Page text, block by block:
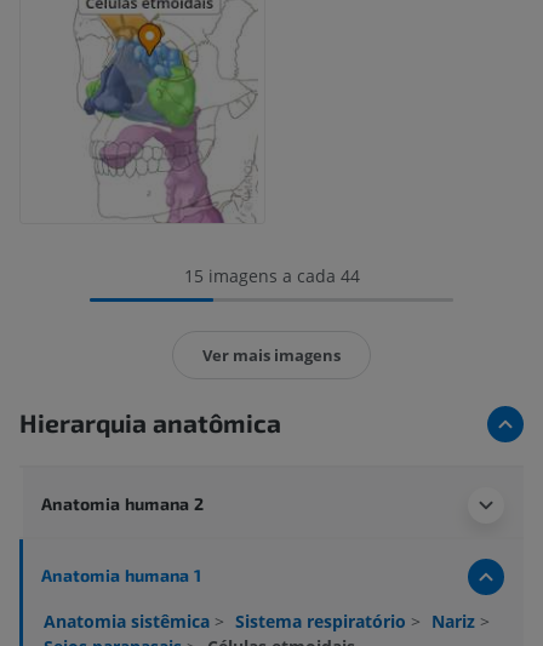
15 imagens a cada 44
Ver mais imagens
Hierarquia anatômica
Anatomia humana 2
Anatomia humana 1
Anatomia sistêmica > Sistema respiratório > Nariz >